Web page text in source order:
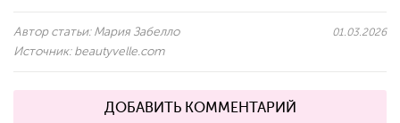
Автор статьи: Мария Забелло
Источник: beautyvelle.com
01.03.2026
ДОБАВИТЬ КОММЕНТАРИЙ